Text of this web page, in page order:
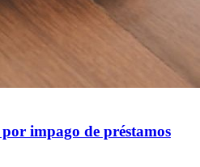
impago de préstamos